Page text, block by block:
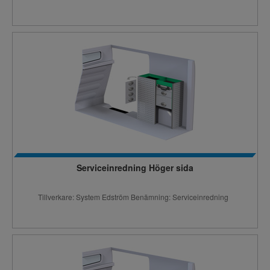
Serviceinredning Höger sida
Tillverkare: System Edström Benämning: Serviceinredning